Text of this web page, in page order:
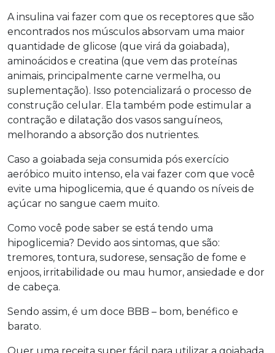
A insulina vai fazer com que os receptores que são
encontrados nos músculos absorvam uma maior
quantidade de glicose (que virá da goiabada),
aminoácidos e creatina (que vem das proteínas
animais, principalmente carne vermelha, ou
suplementação). Isso potencializará o processo de
construção celular. Ela também pode estimular a
contração e dilatação dos vasos sanguíneos,
melhorando a absorção dos nutrientes.
Caso a goiabada seja consumida pós exercício
aeróbico muito intenso, ela vai fazer com que você
evite uma hipoglicemia, que é quando os níveis de
açúcar no sangue caem muito.
Como você pode saber se está tendo uma
hipoglicemia? Devido aos sintomas, que são:
tremores, tontura, sudorese, sensação de fome e
enjoos, irritabilidade ou mau humor, ansiedade e dor
de cabeça.
Sendo assim, é um doce BBB – bom, benéfico e
barato.
Quer uma receita super fácil para utilizar a goiabada